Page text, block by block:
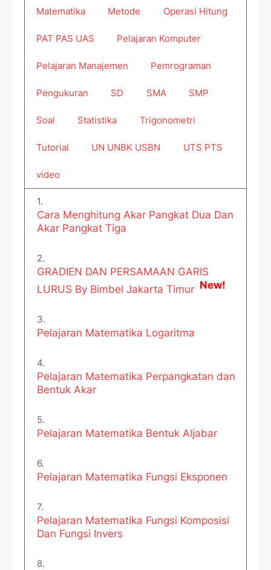
Matematika Metode Operasi Hitung
PAT PAS UAS Pelajaran Komputer
Pelajaran Manajemen Pemrograman
Pengukuran SD SMA SMP
Soal Statistika Trigonometri
Tutorial UN UNBK USBN UTS PTS
video
Cara Menghitung Akar Pangkat Dua Dan
Akar Pangkat Tiga
GRADIEN DAN PERSAMAAN GARIS
LURUS By Bimbel Jakarta Timur New!
Pelajaran Matematika Logaritma
Pelajaran Matematika Perpangkatan dan
Bentuk Akar
Pelajaran Matematika Bentuk Aljabar
Pelajaran Matematika Fungsi Eksponen
Pelajaran Matematika Fungsi Komposisi
Dan Fungsi Invers